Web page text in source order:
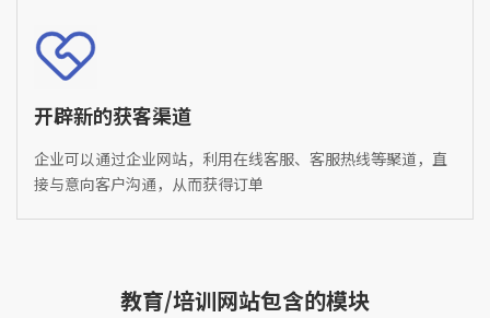
开辟新的获客渠道
企业可以通过企业网站，利用在线客服、客服热线等聚道，直
接与意向客户沟通，从而获得订单
教育/培训网站包含的模块